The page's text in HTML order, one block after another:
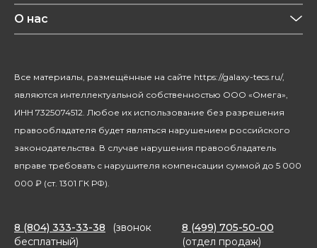
Красота и здоровье
Уход за домом
Посуда
О нас
Благотворительность
Все материалы, размещённые на сайте https://galaxy-tecs.ru/,
являются интеллектуальной собственностью ООО «Омега»,
ИНН 7325074512. Любое их использование без разрешения
правообладателя будет являться нарушением российского
законодательства. В случае нарушения правообладатель
вправе требовать с нарушителя компенсации суммой до 5 000
000 ₽ (ст. 1301 ГК РФ).
8 (804) 333-33-38
(звонок
бесплатный)
8 (499) 705-50-00
(отдел продаж)